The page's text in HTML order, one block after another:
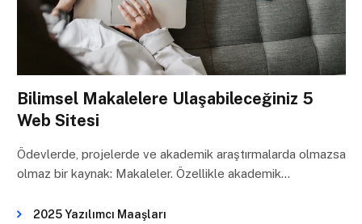
Bilimsel Makalelere Ulaşabileceğiniz 5
Web Sitesi
Ödevlerde, projelerde ve akademik araştırmalarda olmazsa
olmaz bir kaynak: Makaleler. Özellikle akademik…
2025 Yazılımcı Maaşları